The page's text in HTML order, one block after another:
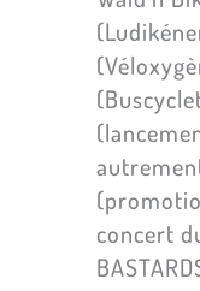
concert